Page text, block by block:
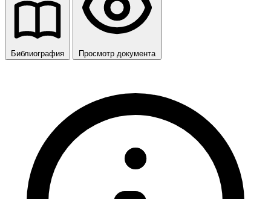
Библиография Просмотр документа